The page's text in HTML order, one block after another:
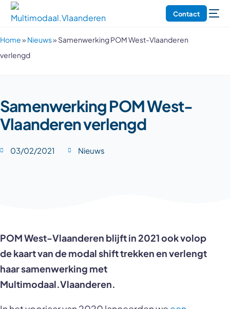
Contact
Home»Nieuws»Samenwerking POM West-Vlaanderen
verlengd
Samenwerking POM West-
Vlaanderen verlengd
03/02/2021 Nieuws
POM West-Vlaanderen blijft in 2021 ook volop
de kaart van de modal shift trekken en verlengt
haar samenwerking met
Multimodaal.Vlaanderen.